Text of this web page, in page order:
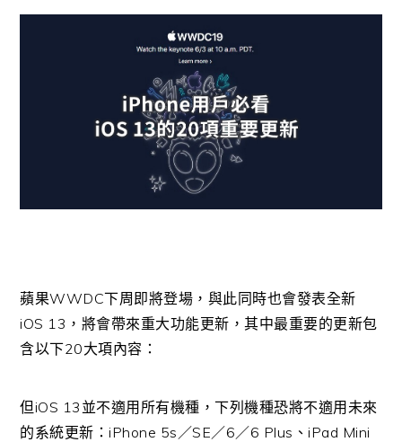
蘋果WWDC下周即將登場，與此同時也會發表全新
iOS 13，將會帶來重大功能更新，其中最重要的更新包
含以下20大項內容：
但iOS 13並不適用所有機種，下列機種恐將不適用未來
的系統更新：iPhone 5s／SE／6／6 Plus、iPad Mini